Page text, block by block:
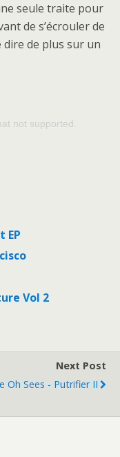
seule traite pour
de s’écrouler de
de plus sur un
not supported.
EP
Vol 2
Next Post
Oh Sees - Putrifier II